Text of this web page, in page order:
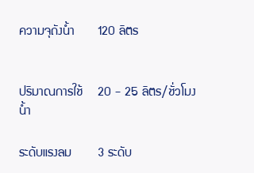
ความจุถังน้ำ 120 ลิตร
ปริมาณการใช้
น้ำ
20 - 25 ลิตร/ชั่วโมง
ระดับแรงลม 3 ระดับ